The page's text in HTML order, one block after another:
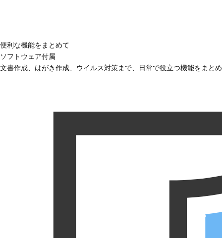
便利な機能をまとめて
ソフトウェア付属
文書作成、はがき作成、ウイルス対策まで、日常で役立つ機能をまと